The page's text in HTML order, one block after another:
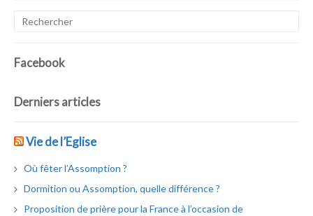
Facebook
Derniers articles
Vie de l’Eglise
Où fêter l’Assomption ?
Dormition ou Assomption, quelle différence ?
Proposition de prière pour la France à l’occasion de